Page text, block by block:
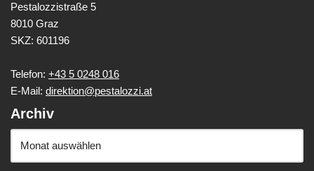
Pestalozzistraße 5
8010 Graz
SKZ: 601196
Telefon: +43 5 0248 016
E-Mail: direktion@pestalozzi.at
Archiv